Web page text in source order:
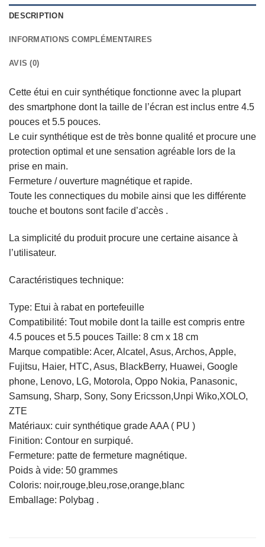
DESCRIPTION
INFORMATIONS COMPLÉMENTAIRES
AVIS (0)
Cette étui en cuir synthétique fonctionne avec la plupart
des smartphone dont la taille de l’écran est inclus entre 4.5
pouces et 5.5 pouces.
Le cuir synthétique est de très bonne qualité et procure une
protection optimal et une sensation agréable lors de la
prise en main.
Fermeture / ouverture magnétique et rapide.
Toute les connectiques du mobile ainsi que les différente
touche et boutons sont facile d’accès .
La simplicité du produit procure une certaine aisance à
l’utilisateur.
Caractéristiques technique:
Type: Etui à rabat en portefeuille
Compatibilité: Tout mobile dont la taille est compris entre
4.5 pouces et 5.5 pouces Taille: 8 cm x 18 cm
Marque compatible: Acer, Alcatel, Asus, Archos, Apple,
Fujitsu, Haier, HTC, Asus, BlackBerry, Huawei, Google
phone, Lenovo, LG, Motorola, Oppo Nokia, Panasonic,
Samsung, Sharp, Sony, Sony Ericsson,Unpi Wiko,XOLO,
ZTE
Matériaux: cuir synthétique grade AAA ( PU )
Finition: Contour en surpiqué.
Fermeture: patte de fermeture magnétique.
Poids à vide: 50 grammes
Coloris: noir,rouge,bleu,rose,orange,blanc
Emballage: Polybag .